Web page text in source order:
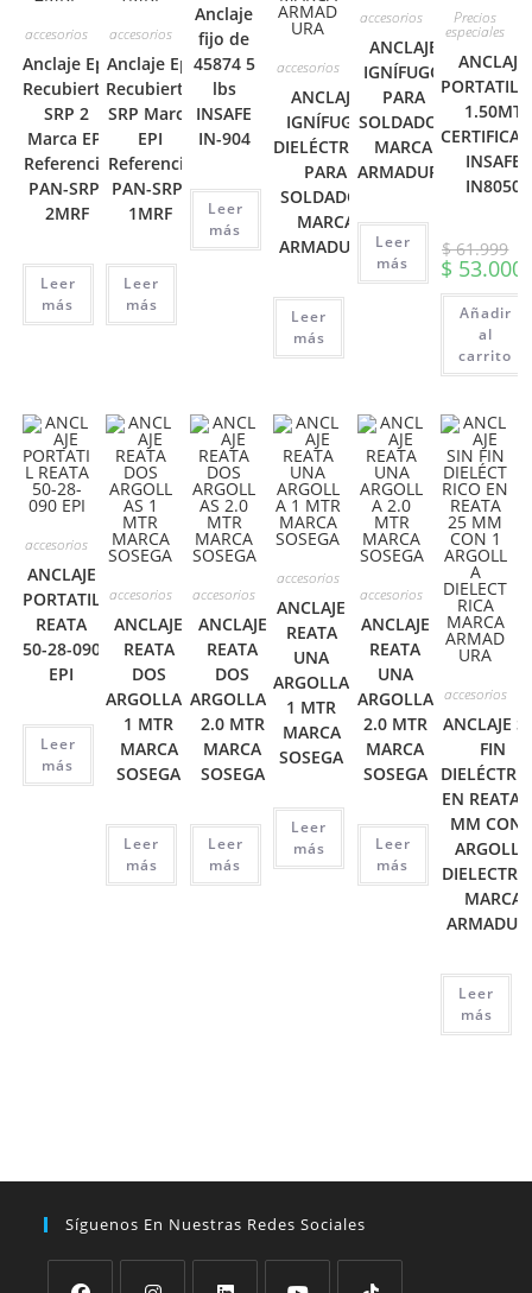
accesorios
Anclaje Epi
Recubierto
SRP 2
Marca EPI
Referencia
PAN-SRP-
2MRF
Leer
más
accesorios
Anclaje Epi
Recubierto
SRP Marca
EPI
Referencia
PAN-SRP-
1MRF
Leer
más
Anclaje
fijo de
45874 5
lbs
INSAFE
IN-904
Leer
más
accesorios
ANCLAJE
IGNÍFUGO
DIELÉCTRICO
PARA
SOLDADOR
MARCA
ARMADURA
Leer
más
accesorios
ANCLAJE
IGNÍFUGO
PARA
SOLDADOR
MARCA
ARMADURA
Leer
más
Precios
especiales
ANCLAJE
PORTATIL
1.50MT
INSAFE
IN8050
$61.999
El
precio
original
era:
$ 61.999.
$ 53.000
precio
actual
es:
$
Añadir
al
carrito
accesorios
ANCLAJE
PORTATIL
REATA
50-28-090
EPI
Leer
más
accesorios
ANCLAJE
REATA
DOS
ARGOLLAS
1 MTR
MARCA
SOSEGA
Leer
más
accesorios
ANCLAJE
REATA
DOS
ARGOLLAS
2.0 MTR
MARCA
SOSEGA
Leer
más
accesorios
ANCLAJE
REATA
UNA
ARGOLLA
1 MTR
MARCA
SOSEGA
Leer
más
accesorios
ANCLAJE
REATA
UNA
ARGOLLA
2.0 MTR
MARCA
SOSEGA
Leer
más
accesorios
ANCLAJE
FIN
EN REATA
MM CON
ARGOLLA
MARCA
Leer
más
Síguenos En Nuestras Redes Sociales